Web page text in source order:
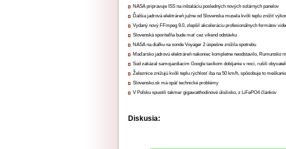
NASA pripravuje ISS na inštaláciu posledných nových solárnych panelov
Ďalšia jadrová elektráreň južne od Slovenska musela kvôli teplu znížiť
Vydaný nový FFmpeg 9.0, zlepšil akceleráciu profesionálnych formátov
Slovenská sporiteľňa bude mať cez víkend odstávku
NASA na diaľku na sonde Voyager 2 úspešne znížila spotrebu
Maďarsko jadrovú elektráreň nakoniec kompletne neodstavilo, Rumunsko
Súd zakázal samojazdiacim Google taxíkom dobíjanie v noci, rušili
Železnice znižujú kvôli teplu rýchlosť iba na 50 km/h, spôsobuje to meškanie
Slovensko.sk má opäť technické problémy
V Poľsku spustili takmer gigawatthodinové úložisko, z LiFePO4 článkov
Diskusia: